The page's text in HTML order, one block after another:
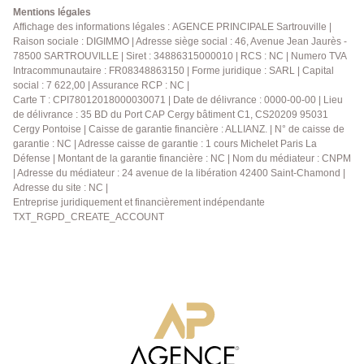
estimatif déjà réalisé). Vous bénéficierez également
d'un box de stationnement en sous-sol, apportant
confort et sécurité au quotidien. Appartement idéal
pour un premier achat ou un investissement, alliant
calme, fonctionnalité et potentiel d'évolution. À visiter
sans tarder ! Contactez-nous dès maintenant au
01.39.13.12.21 pour obtenir plus d'informations ou
organiser une visite !
Mentions légales
Affichage des informations légales : AGENCE PRINCIPALE Sartrouville |
Raison sociale : DIGIMMO | Adresse siège social : 46, Avenue Jean Jaurès -
78500 SARTROUVILLE | Siret : 34886315000010 | RCS : NC | Numero TVA
Intracommunautaire : FR08348863150 | Forme juridique : SARL | Capital
social : 7 622,00 | Assurance RCP : NC |
Carte T : CPI78012018000030071 | Date de délivrance : 0000-00-00 | Lieu
de délivrance : 35 BD du Port CAP Cergy bâtiment C1, CS20209 95031
Cergy Pontoise | Caisse de garantie financière : ALLIANZ. | N° de caisse de
garantie : NC | Adresse caisse de garantie : 1 cours Michelet Paris La
Défense | Montant de la garantie financière : NC | Nom du médiateur : CNPM
| Adresse du médiateur : 24 avenue de la libération 42400 Saint-Chamond |
Adresse du site : NC |
Entreprise juridiquement et financièrement indépendante
TXT_RGPD_CREATE_ACCOUNT